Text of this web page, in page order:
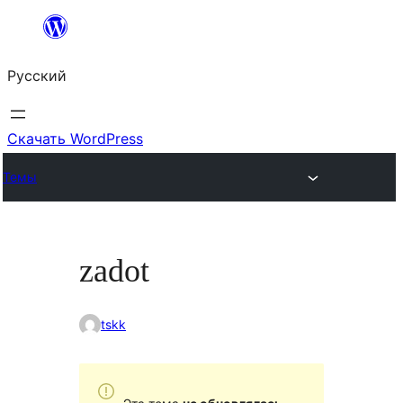
Перейти
содержимому
Русский
Скачать WordPress
Темы
zadot
tskk